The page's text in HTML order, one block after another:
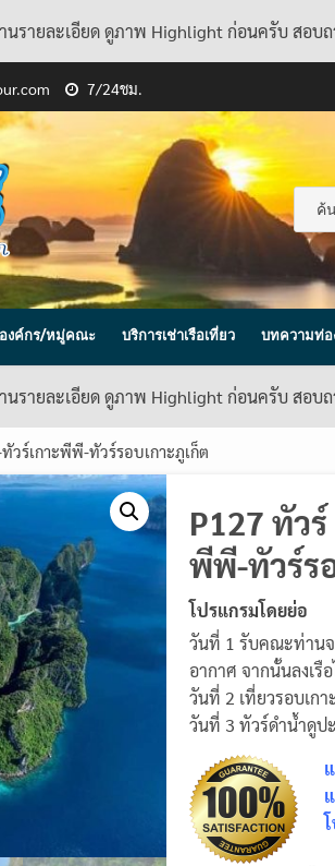
รายละเอียด ดูภาพ Highlight ก่อนครับ สอบ
7/24ชม.
งค์กร/หมู่คณะ บริการเช่าเรือเที่ยว บทความท่อ
รายละเอียด ดูภาพ Highlight ก่อนครับ สอบ
วร์เกาะพีพี-ทัวร์รอบเกาะภูเก็ต
P127 ทัว
พีพี-ทัวร์ร
โปรแกรมโดยย่อ
วันที่ 1 รับคณะท่านจ
อากาศ จากนั้นลงเรื
วันที่ 2 เที่ยวรอบเก
วันที่ 3 ทัวร์ดำน้ำดูป